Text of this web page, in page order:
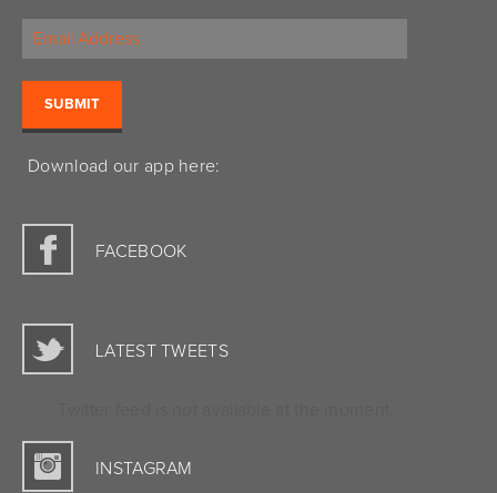
Download our app here:
FACEBOOK
LATEST TWEETS
INSTAGRAM